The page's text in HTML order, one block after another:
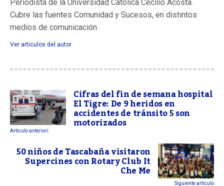
Periodista de la Universidad Católica Cecilio Acosta.
Cubre las fuentes Comunidad y Sucesos, en distintos
medios de comunicación.
Ver articulos del autor
Cifras del fin de semana hospital
El Tigre: De 9 heridos en
accidentes de tránsito 5 son
motorizados
Articulo anteriori
50 niños de Tascabaña visitaron
Supercines con Rotary Club It
Che Me
Siguiente articulo